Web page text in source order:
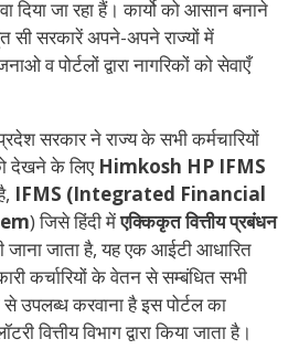
दिया जा रहा हैं। कार्यो को आसान बनाने
सी सरकारें अपने-अपने राज्यों में
व पोर्टलों द्वारा नागरिकों को सेवाएँ
सरकार ने राज्य के सभी कर्मचारियों
देखने के लिए Himkosh HP IFMS
IFMS (Integrated Financial
) जिसे हिंदी मेंएक्किकृत वित्तीय प्रबंधन
जाता है, यह एक आईटी आधारित
कर्चारियों के वेतन से सम्बंधित सभी
उपलब्ध करवाना है इस पोर्टल का
वित्तीय विभाग द्वारा किया जाता है।